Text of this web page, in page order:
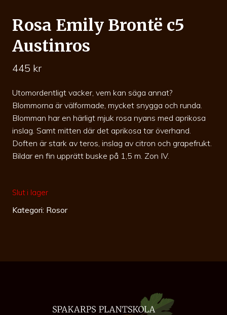
Rosa Emily Brontë c5
Austinros
445 kr
Utomordentligt vacker, vem kan säga annat?
Blommorna är välformade, mycket snygga och runda.
Blomman har en härligt mjuk rosa nyans med aprikosa
inslag. Samt mitten där det aprikosa tar överhand.
Doften är stark av teros, inslag av citron och grapefrukt.
Bildar en fin upprätt buske på 1,5 m. Zon IV.
Slut i lager
Kategori: Rosor